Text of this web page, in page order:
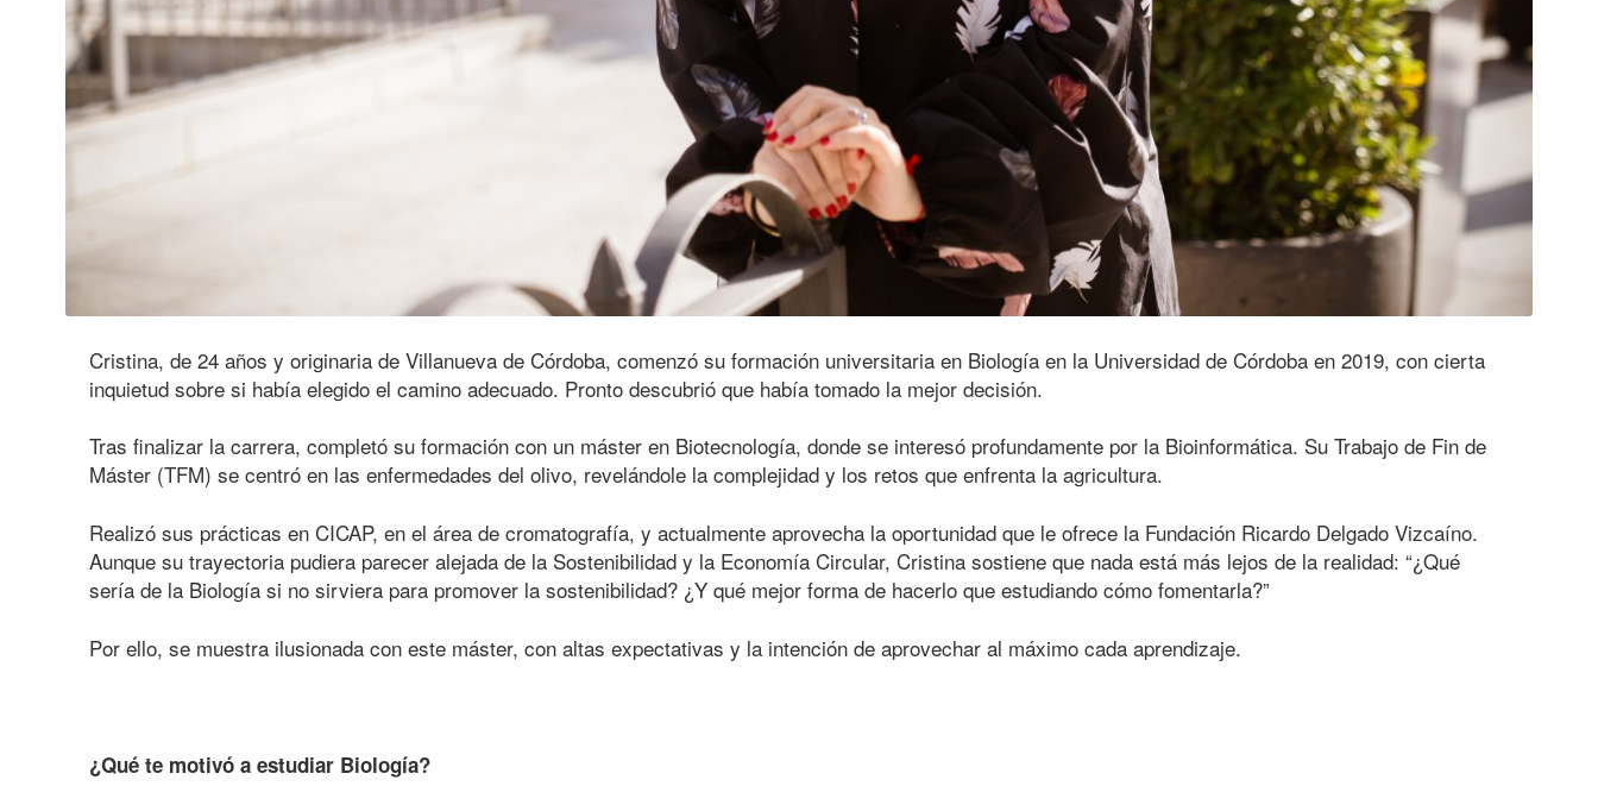
Cristina, de 24 años y originaria de Villanueva de Córdoba, comenzó su formación universitaria en Biología en la Universidad de Córdoba en 2019, con cierta
inquietud sobre si había elegido el camino adecuado. Pronto descubrió que había tomado la mejor decisión.
Tras finalizar la carrera, completó su formación con un máster en Biotecnología, donde se interesó profundamente por la Bioinformática. Su Trabajo de Fin de
Máster (TFM) se centró en las enfermedades del olivo, revelándole la complejidad y los retos que enfrenta la agricultura.
Realizó sus prácticas en CICAP, en el área de cromatografía, y actualmente aprovecha la oportunidad que le ofrece la Fundación Ricardo Delgado Vizcaíno.
Aunque su trayectoria pudiera parecer alejada de la Sostenibilidad y la Economía Circular, Cristina sostiene que nada está más lejos de la realidad: “¿Qué
sería de la Biología si no sirviera para promover la sostenibilidad? ¿Y qué mejor forma de hacerlo que estudiando cómo fomentarla?”
Por ello, se muestra ilusionada con este máster, con altas expectativas y la intención de aprovechar al máximo cada aprendizaje.
¿Qué te motivó a estudiar Biología?